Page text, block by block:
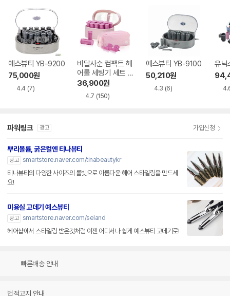
예스뷰티 YB-9200
75,000원
4.4 (7)
비달사순 컴팩트 헤
어롤 세팅기 세트 V
SHS10BK
36,900원
4.7 (150)
예스뷰티 YB-9100
50,210원
4.3 (6)
유
파워링크 광고 가입신청
뿌리볼륨, 굵은컬엔 티나뷰티
광고 smartstore.naver.com/tinabeautykr
티나뷰티의 다양한 사이즈의 롤빗으로 아름다운 헤어 스타일링을 만드세
요!
미용실 고데기 예스뷰티
광고 smartstore.naver.com/seland
헤어샵에서 스타일링 받은것처럼 이젠 어디서나 쉽게 예스뷰티 고데기로!
빠른배송 안내
법적고지 안내